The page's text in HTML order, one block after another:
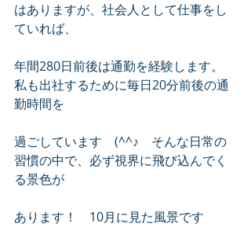
はありますが、社会人として仕事をし
ていれば、
年間280日前後は通勤を経験します。
私も出社するために毎日20分前後の通
勤時間を
過ごしています　(^^♪　そんな日常の
習慣の中で、必ず視界に飛び込んでく
る景色が
あります！　10月に見た風景です